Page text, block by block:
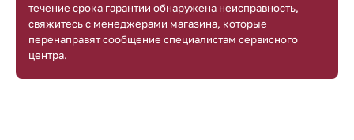
течение срока гарантии обнаружена неисправность,
свяжитесь с менеджерами магазина, которые
перенаправят сообщение специалистам сервисного
центра.